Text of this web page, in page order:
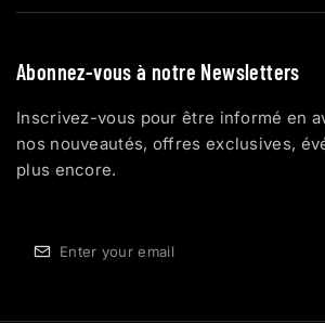
Abonnez-vous à notre Newsletters
Inscrivez-vous pour être informé en
nos nouveautés, offres exclusives,
plus encore.